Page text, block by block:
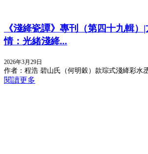
《淺絳瓷譚》專刊（第四十九輯）
情：光緒淺絳...
2026年3月29日
作者：程浩 碧山氏（何明穀）款琮式淺絳彩水
閱讀更多